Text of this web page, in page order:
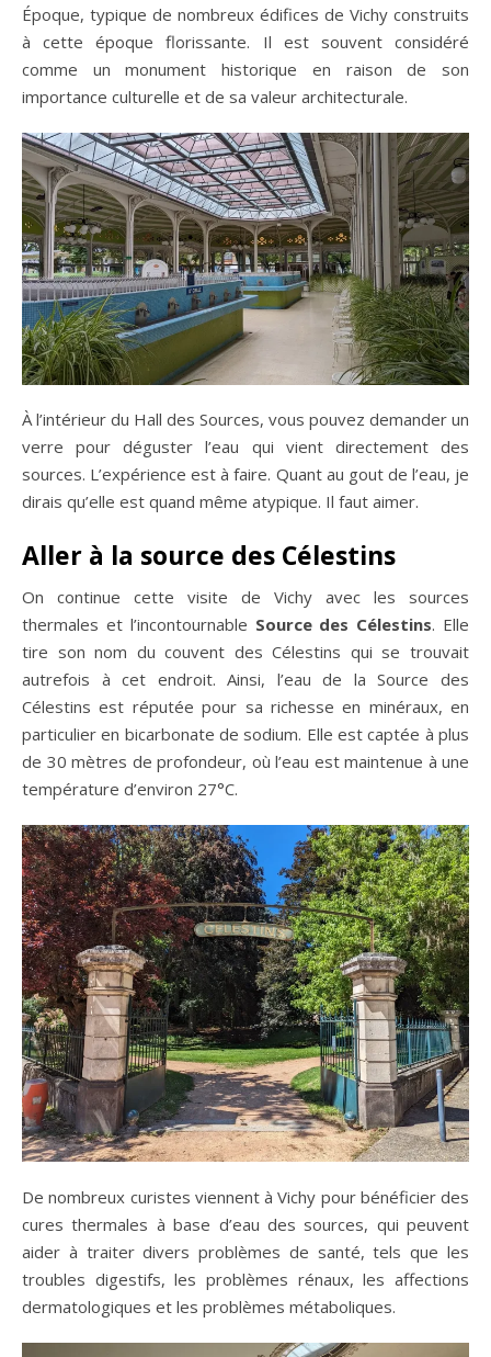
Époque, typique de nombreux édifices de Vichy construits
à cette époque florissante. Il est souvent considéré
comme un monument historique en raison de son
importance culturelle et de sa valeur architecturale.
À l’intérieur du Hall des Sources, vous pouvez demander un
verre pour déguster l’eau qui vient directement des
sources. L’expérience est à faire. Quant au gout de l’eau, je
dirais qu’elle est quand même atypique. Il faut aimer.
Aller à la source des Célestins
On continue cette visite de Vichy avec les sources
thermales et l’incontournable Source des Célestins. Elle
tire son nom du couvent des Célestins qui se trouvait
autrefois à cet endroit. Ainsi, l’eau de la Source des
Célestins est réputée pour sa richesse en minéraux, en
particulier en bicarbonate de sodium. Elle est captée à plus
de 30 mètres de profondeur, où l’eau est maintenue à une
température d’environ 27°C.
De nombreux curistes viennent à Vichy pour bénéficier des
cures thermales à base d’eau des sources, qui peuvent
aider à traiter divers problèmes de santé, tels que les
troubles digestifs, les problèmes rénaux, les affections
dermatologiques et les problèmes métaboliques.